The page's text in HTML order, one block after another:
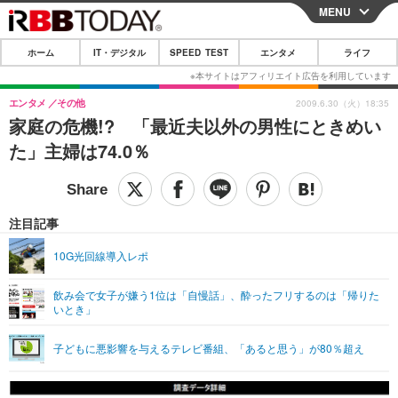
CLOSE
ホーム
IT・デジタル
IT・デジタルTOP スマートフォン
ショッピング その他
SPEED TEST
エンタメTOP 映画・ドラマ
グラビア
ショッピング その他
ライフTOP
その他
リリース一覧
プッシュ通知の停止方法
MENU
ホーム IT・デジタル SPEED TEST エンタメ ライフ
家庭の危機!? 「最近夫以外の男性にときめい
た」主婦は74.0％
エンタメ その他
注目記事
10G光回線導入レポ
飲み会で女子が嫌う1位は「自慢話」、酔ったフリするのは「帰りた
いとき」
子どもに悪影響を与えるテレビ番組、「あると思う」が80％超え
2009.6.30（火）18:35